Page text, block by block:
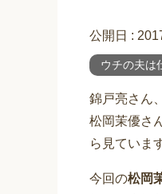
公開日 :
ウチの夫は
錦戸亮さん
松岡茉優さ
ら見ていま
今回の松岡